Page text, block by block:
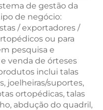
de gestão da
de negócio:
/ exportadores /
ou para
pesquisa e
venda de órteses
inclui talas
joelheiras/suportes,
ortopédicas, talas
abdução do quadril,